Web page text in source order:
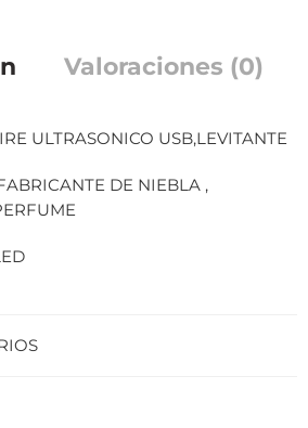
Valoraciones (0)
ULTRASONICO USB,LEVITANTE
DE NIEBLA ,